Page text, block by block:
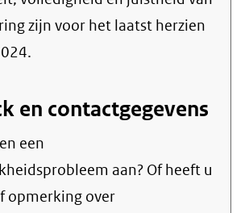
zijn voor het laatst herzien
en contactgegevens
een
aan? Of heeft u
opmerking over